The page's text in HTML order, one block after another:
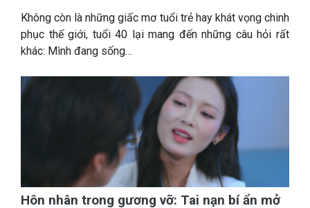
Không còn là những giấc mơ tuổi trẻ hay khát vọng chinh
phục thế giới, tuổi 40 lại mang đến những câu hỏi rất
khác: Mình đang sống…
Hôn nhân trong gương vỡ: Tai nạn bí ẩn mở